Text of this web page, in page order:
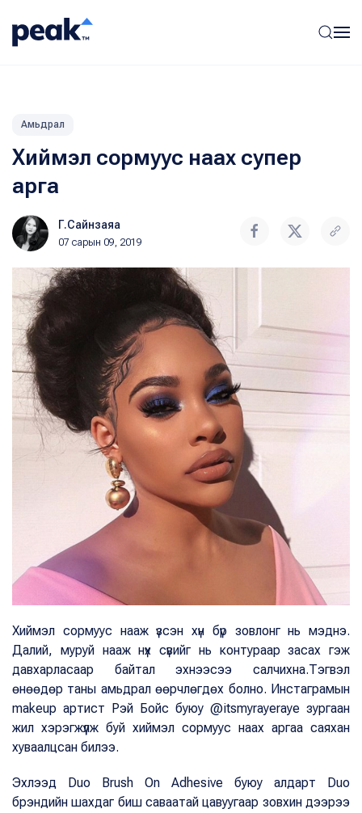
Амьдрал
Хиймэл сормуус наах супер
арга
Г.Сайнзаяа
07 сарын 09, 2019
Хиймэл сормуус нааж үзсэн хүн бүр зовлонг нь мэднэ.
Далий, муруй нааж нүх сүвийг нь контураар засах гэж
давхарласаар байтал эхнээсээ салчихна.Тэгвэл
өнөөдөр таны амьдрал өөрчлөгдөх болно. Инстаграмын
makeup артист Рэй Бойс буюу @itsmyrayeraye зургаан
жил хэрэгжүүлж буй хиймэл сормуус наах аргаа саяхан
хуваалцсан билээ.
Эхлээд Duo Brush On Adhesive буюу алдарт Duo
брэндийн шахдаг биш саваатай цавуугаар зовхин дээрээ